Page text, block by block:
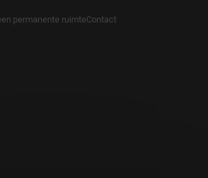
permanente ruimteContact